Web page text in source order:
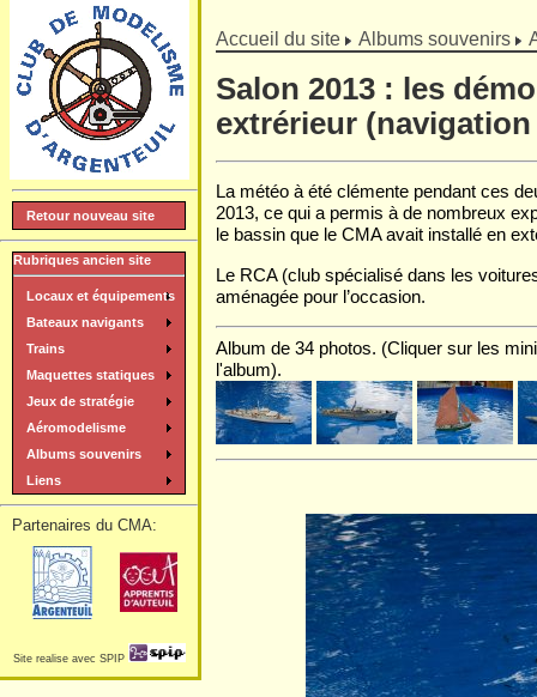
] Accueil du site Albums souvenirs
Salon 2013 : les
extrérieur
La météo à été clémente pendant ces
2013, ce qui a permis à de nombreux
le bassin que le CMA avait installé en
Le RCA (club spécialisé dans les
aménagée pour l’occasion.
Album de 34 photos. (Cliquer sur les
l'album).
Retour nouveau site
Rubriques ancien site
Locaux et équipements
Bateaux navigants
Trains
Maquettes statiques
Jeux de stratégie
Aéromodelisme
Albums souvenirs
Liens
Partenaires du CMA:
Site realise avec SPIP